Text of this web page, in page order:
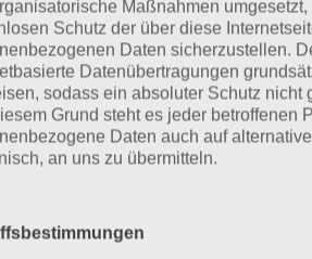
Maßnahmen
Schutz der über diese
Daten sicherzustellen.
Datenübertragungen
sodass ein absoluter Schutz nicht
Grund steht es jeder betroffenen
Daten auch auf
an uns zu übermitteln.